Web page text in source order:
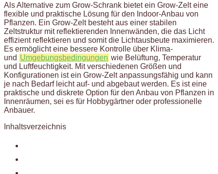
Als Alternative zum Grow-Schrank bietet ein Grow-Zelt eine
flexible und praktische Lösung für den Indoor-Anbau von
Pflanzen. Ein Grow-Zelt besteht aus einer stabilen
Zeltstruktur mit reflektierenden Innenwänden, die das Licht
effizient reflektieren und somit die Lichtausbeute maximieren.
Es ermöglicht eine bessere Kontrolle über Klima-
und Umgebungsbedingungen wie Belüftung, Temperatur
und Luftfeuchtigkeit. Mit verschiedenen Größen und
Konfigurationen ist ein Grow-Zelt anpassungsfähig und kann
je nach Bedarf leicht auf- und abgebaut werden. Es ist eine
praktische und diskrete Option für den Anbau von Pflanzen in
Innenräumen, sei es für Hobbygärtner oder professionelle
Anbauer.
Inhaltsverzeichnis